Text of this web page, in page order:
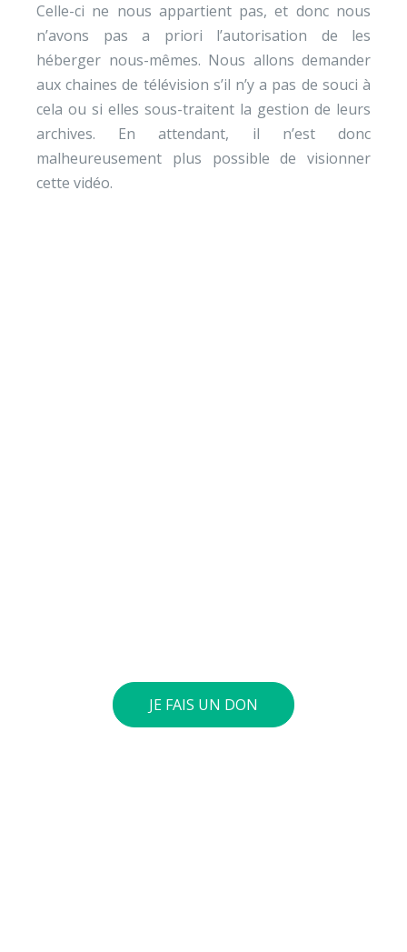
Celle-ci ne nous appartient pas, et donc nous
n’avons pas a priori l’autorisation de les
héberger nous-mêmes. Nous allons demander
aux chaines de télévision s’il n’y a pas de souci à
cela ou si elles sous-traitent la gestion de leurs
archives. En attendant, il n’est donc
malheureusement plus possible de visionner
cette vidéo.
JE FAIS UN DON